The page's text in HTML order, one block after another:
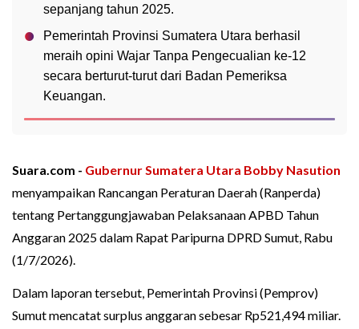
sepanjang tahun 2025.
Pemerintah Provinsi Sumatera Utara berhasil
meraih opini Wajar Tanpa Pengecualian ke-12
secara berturut-turut dari Badan Pemeriksa
Keuangan.
Suara.com - Gubernur Sumatera Utara Bobby Nasution
menyampaikan Rancangan Peraturan Daerah (Ranperda)
tentang Pertanggungjawaban Pelaksanaan APBD Tahun
Anggaran 2025 dalam Rapat Paripurna DPRD Sumut, Rabu
(1/7/2026).
Dalam laporan tersebut, Pemerintah Provinsi (Pemprov)
Sumut mencatat surplus anggaran sebesar Rp521,494 miliar.